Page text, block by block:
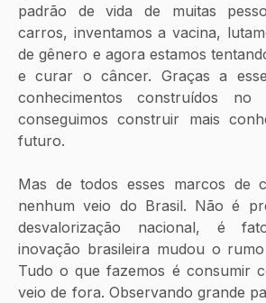
padrão de vida de muitas
carros, inventamos a vacina,
de gênero e agora estamos
e curar o câncer. Graças a
conhecimentos construídos
conseguimos construir mais
futuro.
Mas de todos esses marcos de
nenhum veio do Brasil. Não é
desvalorização nacional, é
inovação brasileira mudou o
Tudo o que fazemos é consumir
veio de fora. Observando grande